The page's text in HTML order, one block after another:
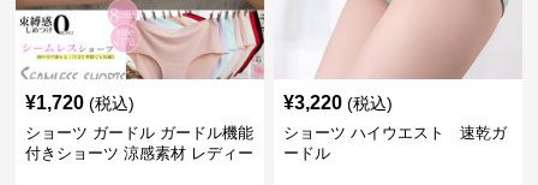
¥1,720 (税込)
ショーツ ガードル ガードル機能
付きショーツ 涼感素材 レディー
¥3,220 (税込)
ショーツ ハイウエスト 速乾ガ
ードル